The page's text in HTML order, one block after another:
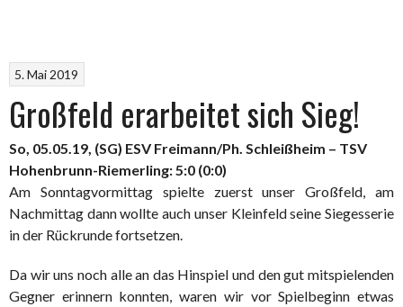
5. Mai 2019
Großfeld erarbeitet sich Sieg!
So, 05.05.19, (SG) ESV Freimann/Ph. Schleißheim – TSV
Hohenbrunn-Riemerling: 5:0 (0:0)
Am Sonntagvormittag spielte zuerst unser Großfeld, am
Nachmittag dann wollte auch unser Kleinfeld seine Siegesserie
in der Rückrunde fortsetzen.
Da wir uns noch alle an das Hinspiel und den gut mitspielenden
Gegner erinnern konnten, waren wir vor Spielbeginn etwas